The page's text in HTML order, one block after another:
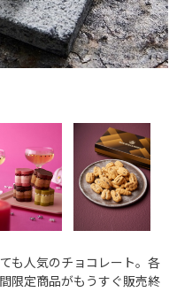
も人気のチョコレート。各
限定商品がもうすぐ販売終